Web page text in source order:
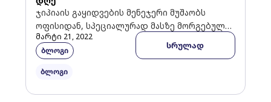
ჯიპიაის გაყიდვების მენეჯერი მუშაობს
ოფისიდან, სპეციალურად მასზე მორგებული
პროგრამითა და გაწერილი დღის გეგმის
მიხედვით. გაყიდვების პროცესი სრულად
არის გაციფრულებული, რომ […]
მარტი 21, 2022
ბლოგი
ბლოგი
სრულად